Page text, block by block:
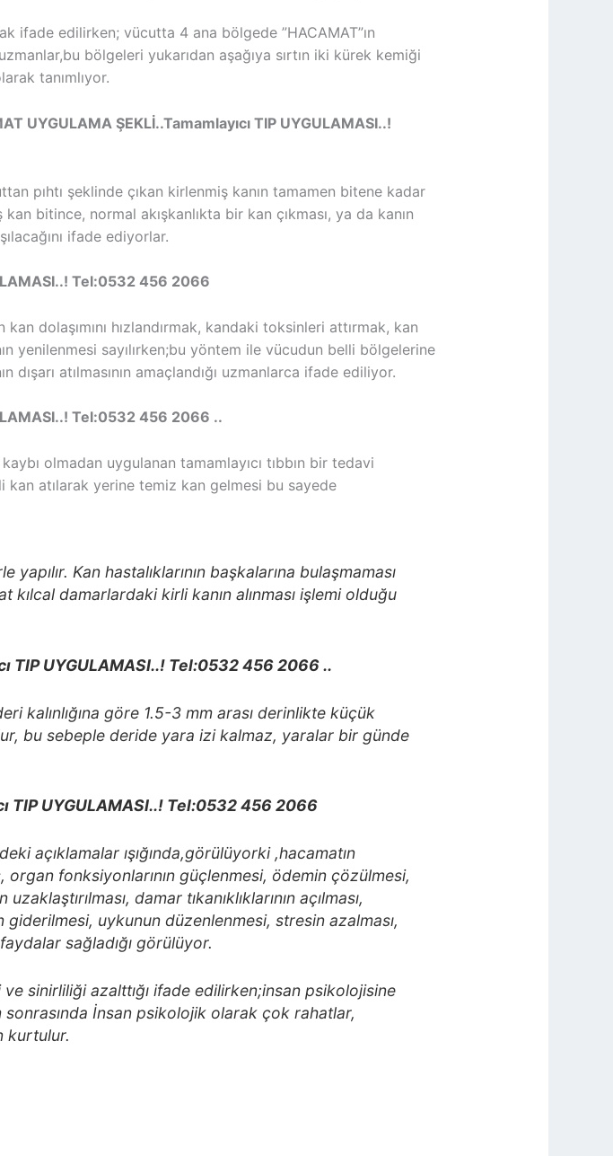
ifade edilirken; vücutta 4 ana bölgede ”HACAMAT”ın
bölgeleri yukarıdan aşağıya sırtın iki kürek kemiği
tanımlıyor.
UYGULAMA ŞEKLİ..Tamamlayıcı TIP UYGULAMASI..!
pıhtı şeklinde çıkan kirlenmiş kanın tamamen bitene kadar
bitince, normal akışkanlıkta bir kan çıkması, ya da kanın
ifade ediyorlar.
Tel:0532 456 2066
dolaşımını hızlandırmak, kandaki toksinleri attırmak, kan
yenilenmesi sayılırken;bu yöntem ile vücudun belli bölgelerine
atılmasının amaçlandığı uzmanlarca ifade ediliyor.
Tel:0532 456 2066 ..
olmadan uygulanan tamamlayıcı tıbbın bir tedavi
kan atılarak yerine temiz kan gelmesi bu sayede
Kan hastalıklarının başkalarına bulaşmaması
kılcal damarlardaki kirli kanın alınması işlemi olduğu
TIP UYGULAMASI..! Tel:0532 456 2066 ..
kalınlığına göre 1.5-3 mm arası derinlikte küçük
bu sebeple deride yara izi kalmaz, yaralar bir günde
TIP UYGULAMASI..! Tel:0532 456 2066
açıklamalar ışığında,görülüyorki ,hacamatın
fonksiyonlarının güçlenmesi, ödemin çözülmesi,
damar tıkanıklıklarının açılması,
uykunun düzenlenmesi, stresin azalması,
sağladığı görülüyor.
sinirliliği azalttığı ifade edilirken;insan psikolojisine
İnsan psikolojik olarak çok rahatlar,
kurtulur.